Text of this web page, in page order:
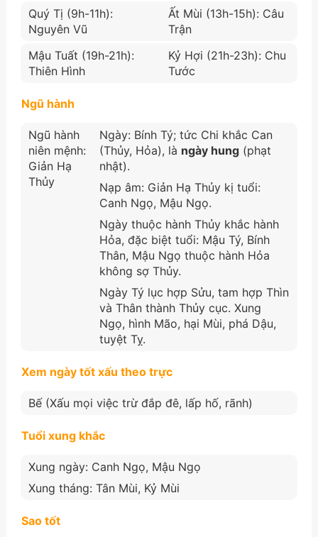
Quý Tị (9h-11h):
Nguyên Vũ
Ất Mùi (13h-15h): Câu
Trận
Mậu Tuất (19h-21h):
Thiên Hình
Kỷ Hợi (21h-23h): Chu
Tước
Ngũ hành
Ngũ hành
niên mệnh:
Giản Hạ
Thủy
Ngày: Bính Tý; tức Chi khắc Can
(Thủy, Hỏa), là ngày hung(phạt
nhật).
Nạp âm: Giản Hạ Thủy kị tuổi:
Canh Ngọ, Mậu Ngọ.
Ngày thuộc hành Thủy khắc hành
Hỏa, đặc biệt tuổi: Mậu Tý, Bính
Thân, Mậu Ngọ thuộc hành Hỏa
không sợ Thủy.
Ngày Tý lục hợp Sửu, tam hợp Thìn
và Thân thành Thủy cục. Xung
Ngọ, hình Mão, hại Mùi, phá Dậu,
tuyệt Tỵ.
Xem ngày tốt xấu theo trực
Bế (Xấu mọi việc trừ đắp đê, lấp hố, rãnh)
Tuổi xung khắc
Xung ngày: Canh Ngọ, Mậu Ngọ
Xung tháng: Tân Mùi, Kỷ Mùi
Sao tốt